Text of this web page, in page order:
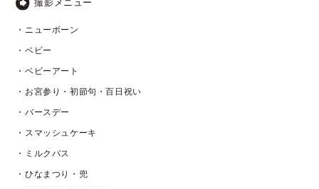
撮影メニュー
・ニューボーン
・ベビー
・ベビーアート
・お宮参り・初節句・百日祝い
・バースデー
・スマッシュケーキ
・ミルクバス
・ひなまつり・兜